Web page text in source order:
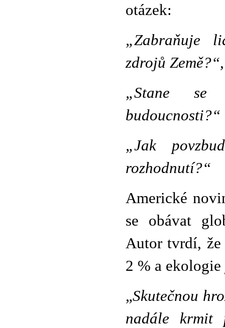
otázek:
„Zabraňuje
zdrojů Země?“,
„Stane se
budoucnosti?“
„Jak
rozhodnutí?“
Americké
se obávat
Autor tvrdí, že
2 % a
„Skutečnou
nadále krmit